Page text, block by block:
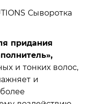
придания
и тонких волос,
и